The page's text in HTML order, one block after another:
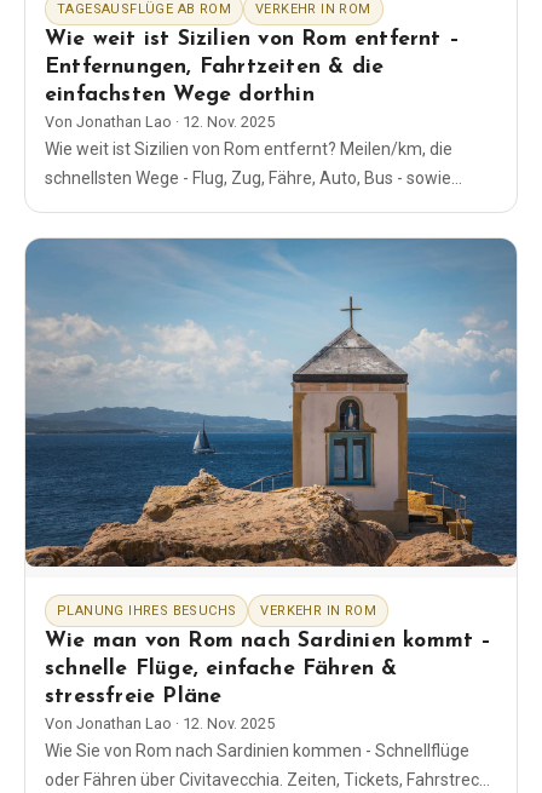
TAGESAUSFLÜGE AB ROM VERKEHR IN ROM
Wie weit ist Sizilien von Rom entfernt –
Entfernungen, Fahrtzeiten & die
einfachsten Wege dorthin
Von Jonathan Lao · 12. Nov. 2025
Wie weit ist Sizilien von Rom entfernt? Meilen/km, die
schnellsten Wege - Flug, Zug, Fähre, Auto, Bus - sowie
einfache Zeitangaben, Bahnhöfe und Tipps zur Planung.
PLANUNG IHRES BESUCHS VERKEHR IN ROM
Wie man von Rom nach Sardinien kommt –
schnelle Flüge, einfache Fähren &
stressfreie Pläne
Von Jonathan Lao · 12. Nov. 2025
Wie Sie von Rom nach Sardinien kommen - Schnellflüge
oder Fähren über Civitavecchia. Zeiten, Tickets, Fahrstrecke